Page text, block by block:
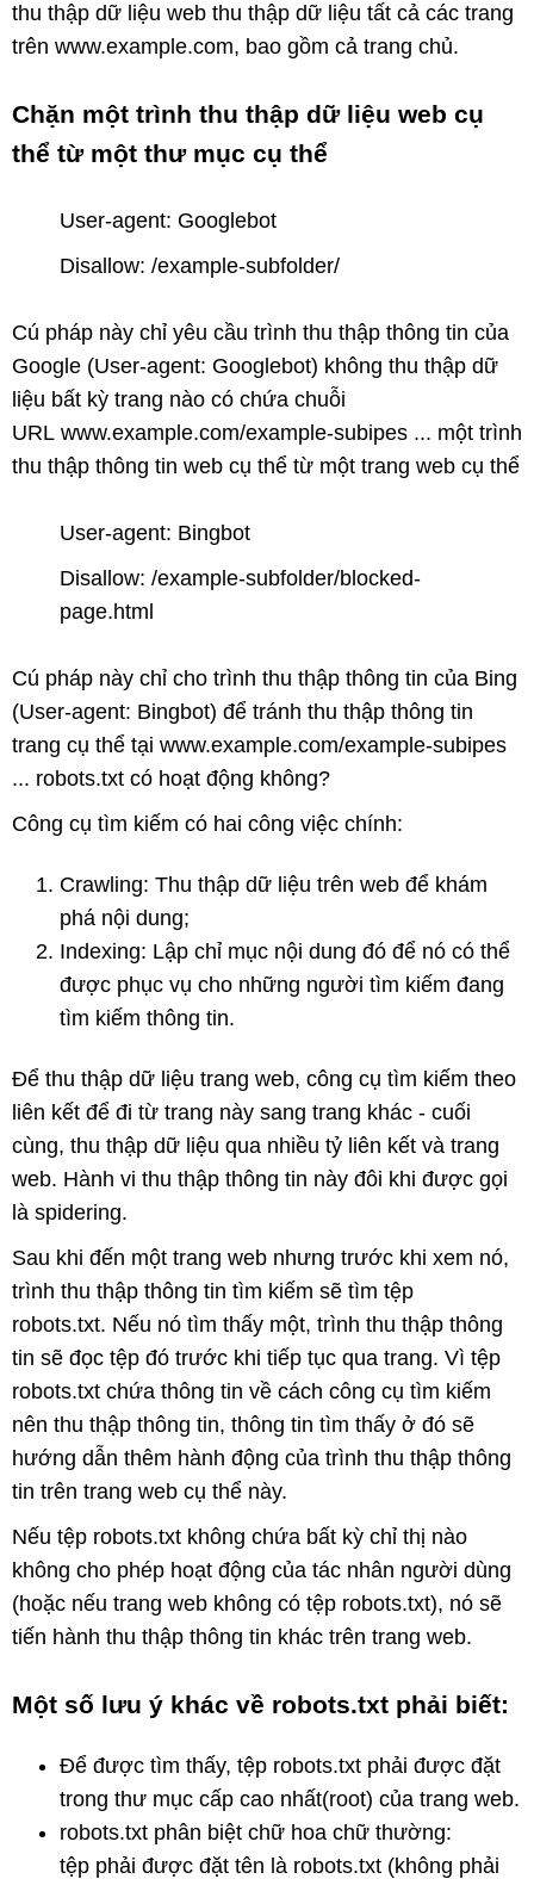
thu thập dữ liệu web thu thập dữ liệu tất cả các trang
trên www.example.com, bao gồm cả trang chủ.
Chặn một trình thu thập dữ liệu web cụ
thể từ một thư mục cụ thể
User-agent: Googlebot
Disallow: /example-subfolder/
Cú pháp này chỉ yêu cầu trình thu thập thông tin của
Google (User-agent: Googlebot) không thu thập dữ
liệu bất kỳ trang nào có chứa chuỗi
URL www.example.com/example-subipes ... một trình
thu thập thông tin web cụ thể từ một trang web cụ thể
User-agent: Bingbot
Disallow: /example-subfolder/blocked-
page.html
Cú pháp này chỉ cho trình thu thập thông tin của Bing
(User-agent: Bingbot) để tránh thu thập thông tin
trang cụ thể tại www.example.com/example-subipes
... robots.txt có hoạt động không?
Công cụ tìm kiếm có hai công việc chính:
Crawling: Thu thập dữ liệu trên web để khám
phá nội dung;
Indexing: Lập chỉ mục nội dung đó để nó có thể
được phục vụ cho những người tìm kiếm đang
tìm kiếm thông tin.
Để thu thập dữ liệu trang web, công cụ tìm kiếm theo
liên kết để đi từ trang này sang trang khác - cuối
cùng, thu thập dữ liệu qua nhiều tỷ liên kết và trang
web. Hành vi thu thập thông tin này đôi khi được gọi
là spidering.
Sau khi đến một trang web nhưng trước khi xem nó,
trình thu thập thông tin tìm kiếm sẽ tìm tệp
robots.txt. Nếu nó tìm thấy một, trình thu thập thông
tin sẽ đọc tệp đó trước khi tiếp tục qua trang. Vì tệp
robots.txt chứa thông tin về cách công cụ tìm kiếm
nên thu thập thông tin, thông tin tìm thấy ở đó sẽ
hướng dẫn thêm hành động của trình thu thập thông
tin trên trang web cụ thể này.
Nếu tệp robots.txt không chứa bất kỳ chỉ thị nào
không cho phép hoạt động của tác nhân người dùng
(hoặc nếu trang web không có tệp robots.txt), nó sẽ
tiến hành thu thập thông tin khác trên trang web.
Một số lưu ý khác về robots.txt phải biết:
Để được tìm thấy, tệp robots.txt phải được đặt
trong thư mục cấp cao nhất(root) của trang web.
robots.txt phân biệt chữ hoa chữ thường:
tệp phải được đặt tên là robots.txt (không phải